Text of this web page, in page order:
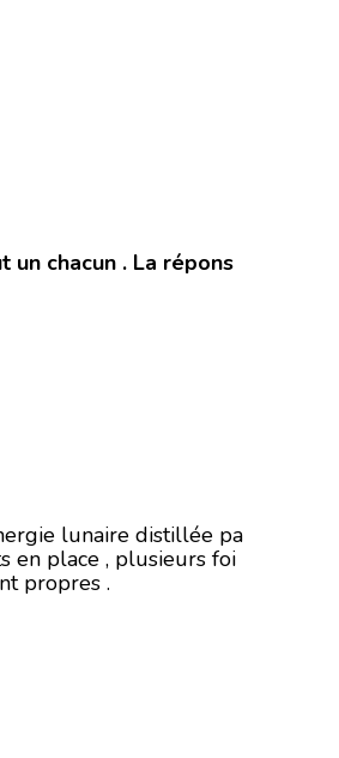
un chacun . La répons
lunaire distillée pa
en place , plusieurs foi
propres .